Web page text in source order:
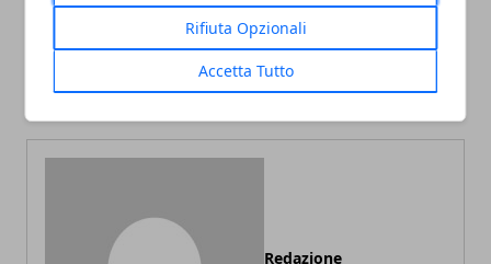
Rifiuta Opzionali
Accetta Tutto
Articolo Precedente
ADDETTO/A PULIZIE ROMA
Articolo Successivo
CPI di Morlupo- 5 Tecnici
Redazione